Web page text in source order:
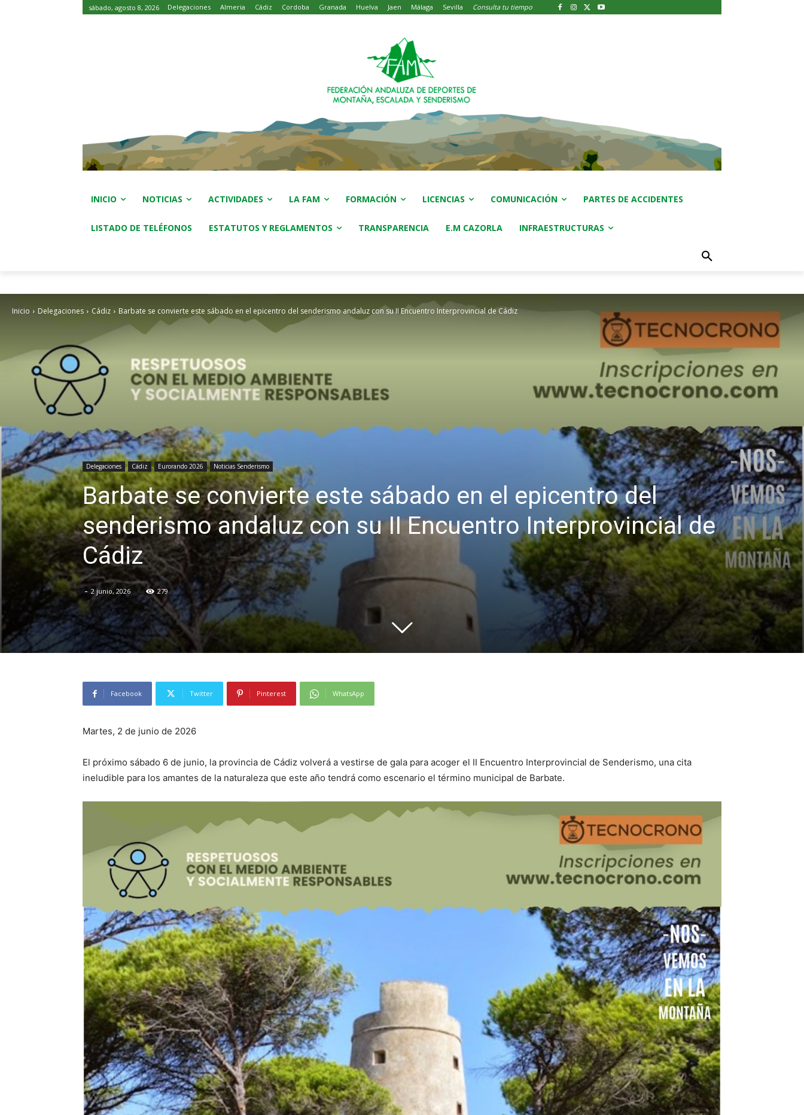
sábado, agosto 8, 2026 Delegaciones Almeria Cádiz Cordoba Granada Huelva Jaen Málaga Sevilla Consulta tu tiempo
INICIO NOTICIAS ACTIVIDADES LA FAM FORMACIÓN LICENCIAS COMUNICACIÓN PARTES DE ACCIDENTES
LISTADO DE TELÉFONOS ESTATUTOS Y REGLAMENTOS TRANSPARENCIA E.M CAZORLA INFRAESTRUCTURAS
Inicio Delegaciones Cádiz Barbate se convierte este sábado en el epicentro del senderismo andaluz con su II Encuentro Interprovincial de Cádiz
Delegaciones Cádiz Eurorando 2026 Noticias Senderismo
Barbate se convierte este sábado en el epicentro del
senderismo andaluz con su II Encuentro Interprovincial de
Cádiz
- 2 junio, 2026 279
Facebook Twitter Pinterest WhatsApp
Martes, 2 de junio de 2026
El próximo sábado 6 de junio, la provincia de Cádiz volverá a vestirse de gala para acoger el II Encuentro Interprovincial de Senderismo, una cita
ineludible para los amantes de la naturaleza que este año tendrá como escenario el término municipal de Barbate.